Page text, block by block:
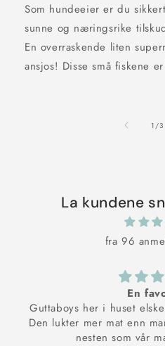
Som hundeeier er du
sunne og næringsrike
En overraskende liten
ansjos! Disse små fiskene
1 /av
3
La kundene
fra 96
En
Guttaboys her i huset
Den lukter mer mat enn
nesten som vår